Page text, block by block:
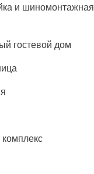
и шиномонтажная
гостевой дом